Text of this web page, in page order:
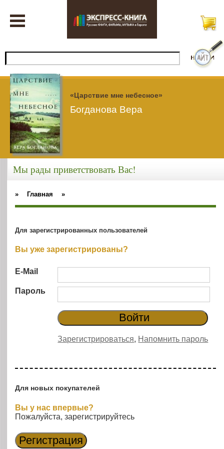
«Царствие мне небесное»
Богданова Вера
Мы рады приветствовать Вас!
» Главная »
Для зарегистрированных пользователей
Вы уже зарегистрированы?
E-Mail
Пароль
Зарегистрироваться, Напомнить пароль
Для новых покупателей
Вы у нас впервые?
Пожалуйста, зарегистрируйтесь